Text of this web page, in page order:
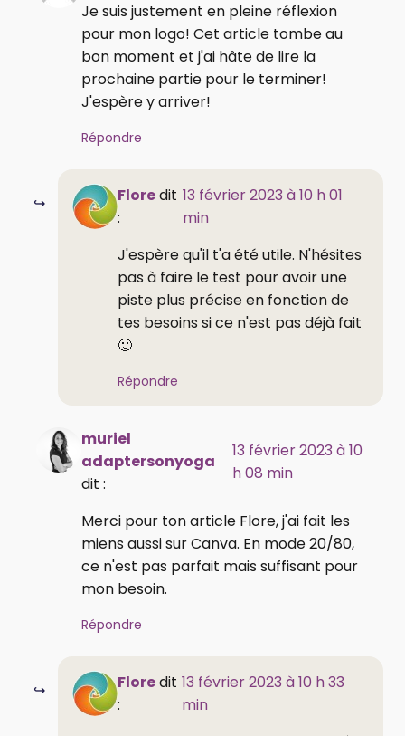
Je suis justement en pleine réflexion
pour mon logo! Cet article tombe au
bon moment et j'ai hâte de lire la
prochaine partie pour le terminer!
J'espère y arriver!
Répondre
Floredit
:
13 février 2023 à 10 h 01
min
J'espère qu'il t'a été utile. N'hésites
pas à faire le test pour avoir une
piste plus précise en fonction de
tes besoins si ce n'est pas déjà fait
🙂
Répondre
muriel
adaptersonyoga
dit :
13 février 2023 à 10
h 08 min
Merci pour ton article Flore, j'ai fait les
miens aussi sur Canva. En mode 20/80,
ce n'est pas parfait mais suffisant pour
mon besoin.
Répondre
Floredit
:
13 février 2023 à 10 h 33
min